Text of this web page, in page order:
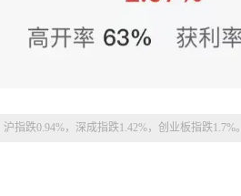
指跌0.94%，深成指跌1.42%，创业板指跌1.7%。